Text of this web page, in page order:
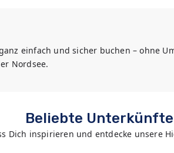
einfach und sicher buchen – ohne
Nordsee.
Beliebte Unterkünfte
Dich inspirieren und entdecke unsere